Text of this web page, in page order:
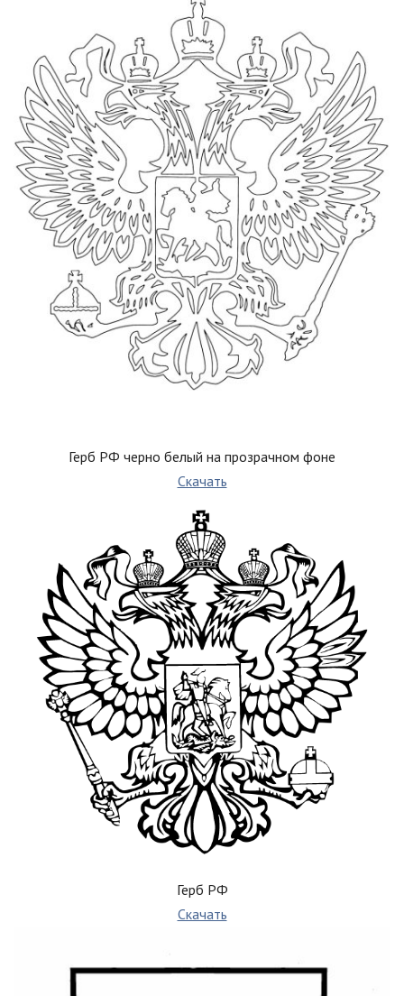
Герб РФ черно белый на прозрачном фоне
Скачать
Герб РФ
Скачать